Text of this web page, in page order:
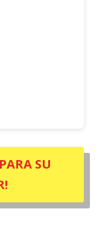
SU